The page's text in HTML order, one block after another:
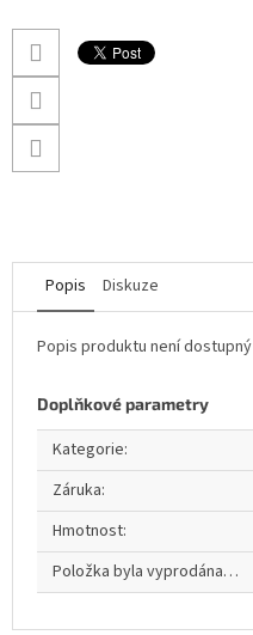
Popis Diskuze
Popis produktu není dostupný
Doplňkové parametry
Kategorie:
Záruka:
Hmotnost:
Položka byla vyprodána…